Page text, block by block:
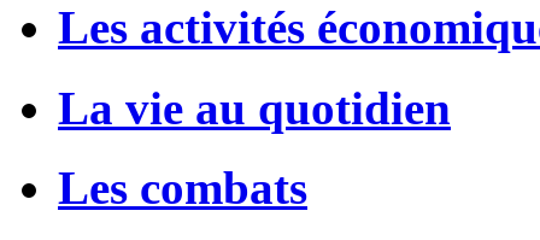
Les activités
La vie au quotidien
Les combats